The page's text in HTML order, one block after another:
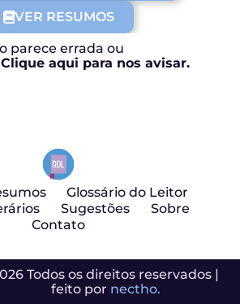
VER RESUMOS
parece errada ou
Clique aqui para nos avisar.
Glossário do Leitor
Sugestões
Sobre
Contato
Todos os direitos reservados |
feito por nectho.